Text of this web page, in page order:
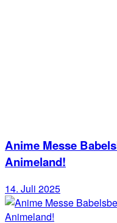
Anime Messe
Animeland!
14. Juli 2025